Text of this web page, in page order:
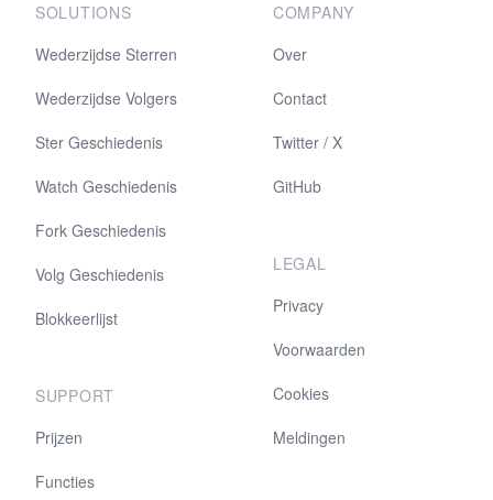
SOLUTIONS
Wederzijdse Sterren
Wederzijdse Volgers
Ster Geschiedenis
Watch Geschiedenis
Fork Geschiedenis
Volg Geschiedenis
Blokkeerlijst
SUPPORT
Prijzen
Functies
COMPANY
Over
Contact
Twitter / X
GitHub
LEGAL
Privacy
Voorwaarden
Cookies
Meldingen